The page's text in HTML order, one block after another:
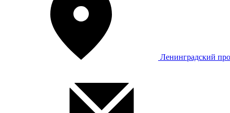
Ленинградский